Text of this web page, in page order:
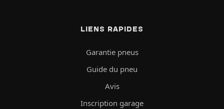
LIENS RAPIDES
Garantie pneus
Guide du pneu
Avis
Inscription garage